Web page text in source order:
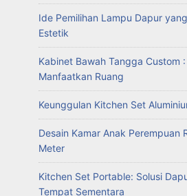
Ide Pemilihan Lampu Dapur
Estetik
Kabinet Bawah Tangga Custom
Manfaatkan Ruang
Keunggulan Kitchen Set
Desain Kamar Anak Perempuan
Meter
Kitchen Set Portable: Solusi
Tempat Sementara